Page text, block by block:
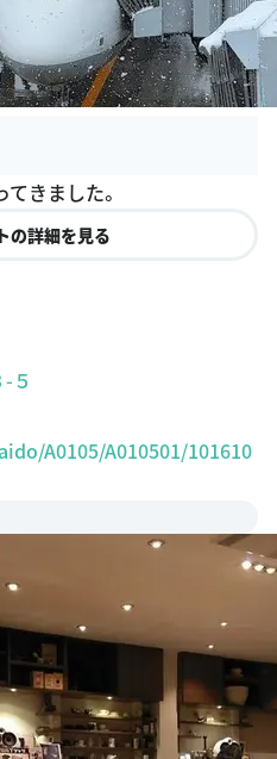
きました。
の詳細を見る
５
A0105/A010501/101610